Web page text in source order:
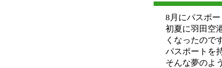
8月にパスポ
初夏に羽田空
くなったので
パスポートを
そんな夢のよ